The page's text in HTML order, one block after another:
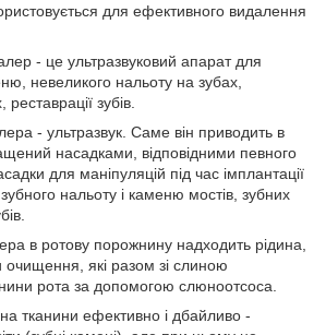
для ефективного видалення
- це ультразвуковий апарат для
невеликого нальоту на зубах,
зубів.
- ультразвук. Саме він приводить в
насадками, відповідними певного
для маніпуляцій під час імплантації
нальоту і каменю мостів, зубних
в ротову порожнину надходить рідина,
які разом зі слиною
рота за допомогою слюноотсоса.
тканини ефективно і дбайливо -